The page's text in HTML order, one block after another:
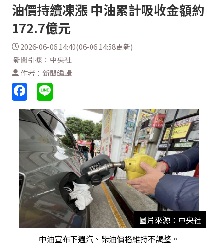
油價持續凍漲 中油累計吸收金額約
172.7億元
2026-06-06 14:40(06-06 14:58更新)
新聞引據：中央社
作者：新聞編輯
圖片來源：中央社
中油宣布下週汽、柴油價格維持不調整。